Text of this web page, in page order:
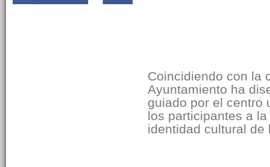
Coincidiendo con la
Ayuntamiento ha
guiado por el centro
los participantes a
identidad cultural de